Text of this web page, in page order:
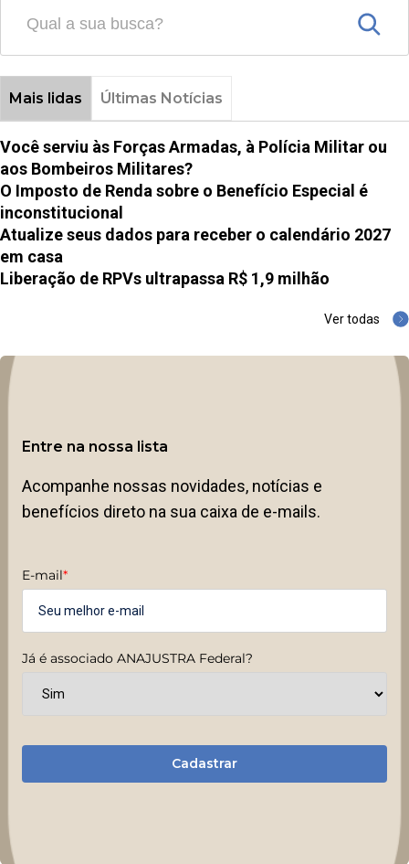
Mais lidas Últimas Notícias
Você serviu às Forças Armadas, à Polícia Militar ou
aos Bombeiros Militares?
O Imposto de Renda sobre o Benefício Especial é
inconstitucional
Atualize seus dados para receber o calendário 2027
em casa
Liberação de RPVs ultrapassa R$ 1,9 milhão
Ver todas
Entre na nossa lista
Acompanhe nossas novidades, notícias e
benefícios direto na sua caixa de e-mails.
E-mail*
Já é associado ANAJUSTRA Federal?
Cadastrar